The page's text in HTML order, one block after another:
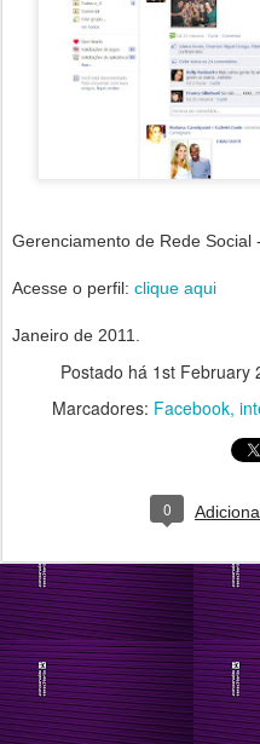
Gerenciamento de Rede Social
Acesse o perfil: clique aqui
Janeiro de 2011.
Postado há 1st February
Marcadores: Facebook
0